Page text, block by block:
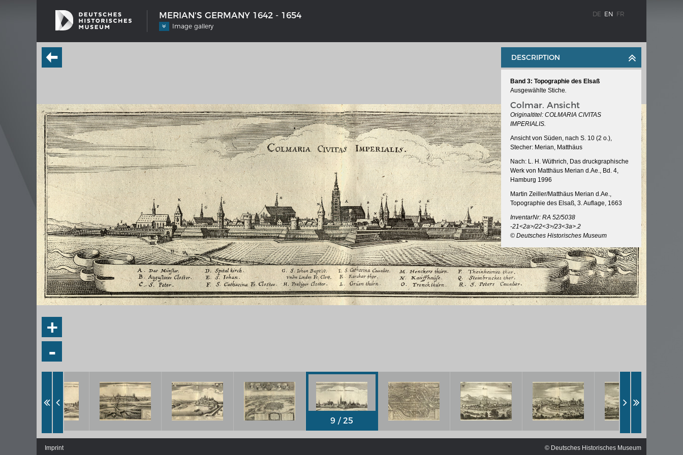
MERIAN'S GERMANY 1642 - 1654
Image gallery
DE EN FR
SHIP TYPES
Milestones in the history of European
shipbuilding
MERIAN'S GERMANY 1642 - 1654
Interaktive Karte
Image gallery
Imprint
Wissenswert
THE RHINE FROM BASEL TO KOBLENZ
Entirely new depiction of the Rhine river
1794
Details of the historical map
French-German history alongside the
Rhine
Chronologie der deutsch-französischen
Geschichte
WEIMAR: THE ESSENCE AND VALUE OF
DEMOCRACY
Government programme
+
-
DESCRIPTION
Band 3: Topographie des Elsaß
Ausgewählte Stiche.
Colmar. Ansicht
Originaltitel: COLMARIA CIVITAS
IMPERIALIS.
Ansicht von Süden, nach S. 10 (2 o.),
Stecher: Merian, Matthäus
Nach: L. H. Wüthrich, Das druckgraphische
Werk von Matthäus Merian d.Ae., Bd. 4,
Hamburg 1996
Martin Zeiller/Matthäus Merian d.Ae.,
Topographie des Elsaß, 3. Auflage, 1663
InventarNr: RA 52/5038
-21<2a>/22<3>/23<3a>.2
© Deutsches Historisches Museum
Imprint © Deutsches Historisches Museum